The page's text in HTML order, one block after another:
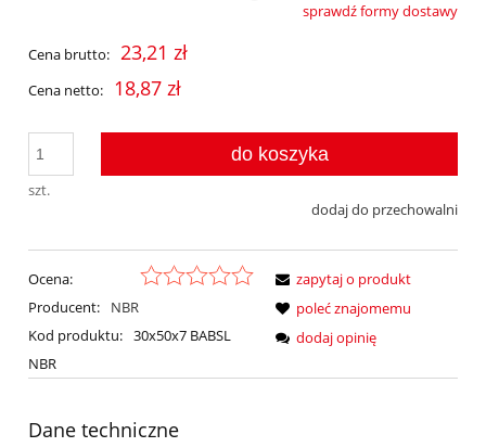
Cena nie zawiera ewentualnych kosztów płatnościsprawdź formy dostawy
Cena brutto: 23,21 zł
Cena netto: 18,87 zł
szt.
do koszyka
dodaj do przechowalni
Ocena:
Producent:
NBR
Kod produktu: 30x50x7 BABSL
NBR
zapytaj o produkt
poleć znajomemu
dodaj opinię
Dane techniczne